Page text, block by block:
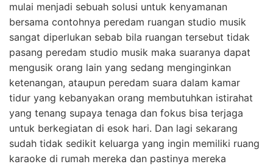
mulai menjadi sebuah solusi untuk kenyamanan
bersama contohnya peredam ruangan studio musik
sangat diperlukan sebab bila ruangan tersebut tidak
pasang peredam studio musik maka suaranya dapat
mengusik orang lain yang sedang menginginkan
ketenangan, ataupun peredam suara dalam kamar
tidur yang kebanyakan orang membutuhkan istirahat
yang tenang supaya tenaga dan fokus bisa terjaga
untuk berkegiatan di esok hari. Dan lagi sekarang
sudah tidak sedikit keluarga yang ingin memiliki ruang
karaoke di rumah mereka dan pastinya mereka